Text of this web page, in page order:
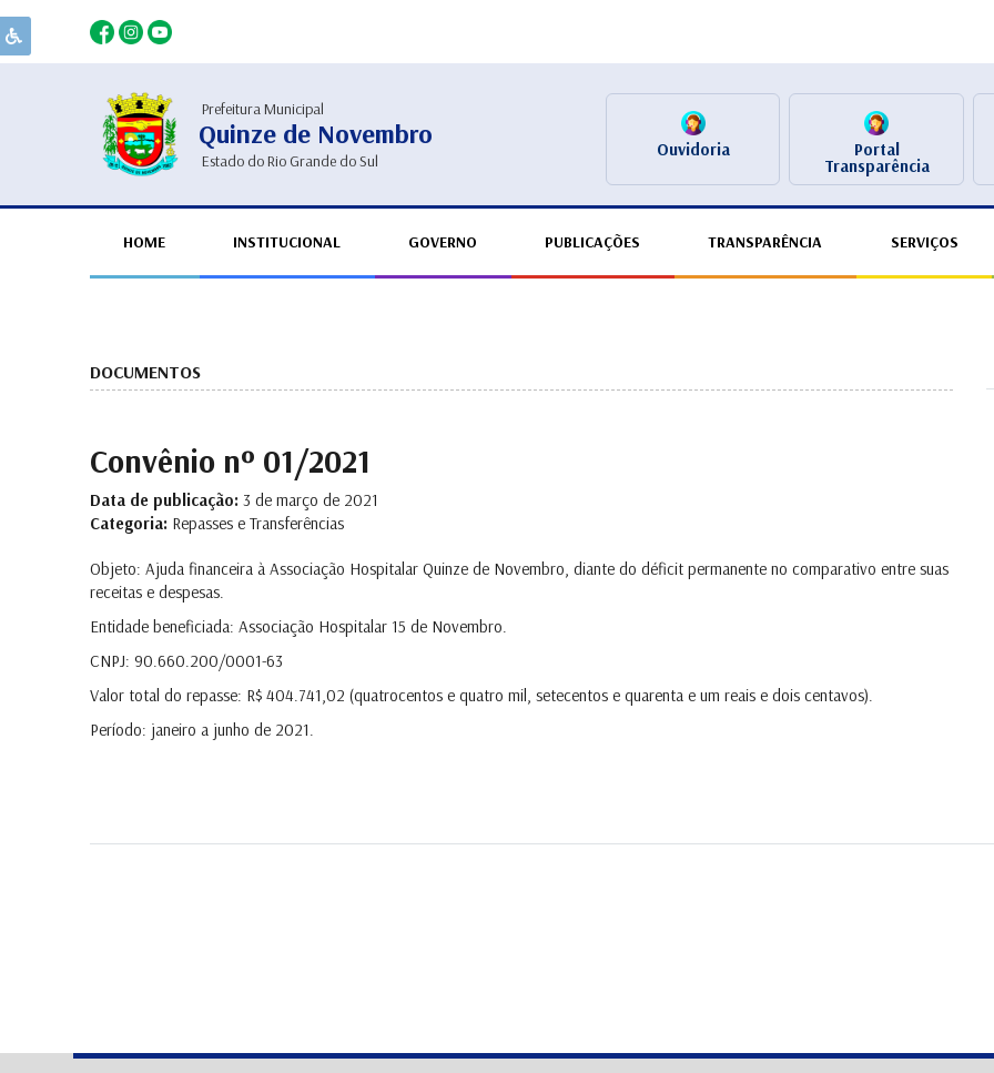
Prefeitura Municipal
Quinze de Novembro
Estado do Rio Grande do Sul
Ouvidoria Portal
Transparência
HOME INSTITUCIONAL GOVERNO PUBLICAÇÕES TRANSPARÊNCIA SERVIÇOS
DOCUMENTOS
Convênio nº 01/2021
Data de publicação: 3 de março de 2021
Categoria: Repasses e Transferências
Objeto: Ajuda financeira à Associação Hospitalar Quinze de Novembro, diante do déficit permanente no comparativo entre suas
receitas e despesas.
Entidade beneficiada: Associação Hospitalar 15 de Novembro.
CNPJ: 90.660.200/0001-63
Valor total do repasse: R$ 404.741,02 (quatrocentos e quatro mil, setecentos e quarenta e um reais e dois centavos).
Período: janeiro a junho de 2021.